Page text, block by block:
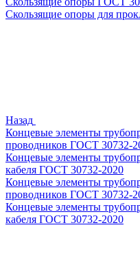
Скользящие опоры для
Назад
Концевые элементы
проводников ГОСТ 30732-
Концевые элементы
кабеля ГОСТ 30732-2020
Концевые элементы
проводников ГОСТ 30732-
Концевые элементы
кабеля ГОСТ 30732-2020